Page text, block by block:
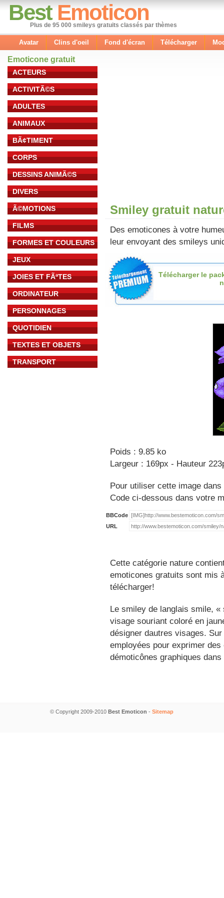
Best Emoticon
Plus de 95 000 smileys gratuits classés par thèmes
Avatar Clins d'oeil Fond d'écran Télécharger
Emoticone gratuit
ACTEURS
ACTIVITÃ©S
ADULTES
ANIMAUX
BÃ¢TIMENT
CORPS
DESSINS ANIMÃ©S
DIVERS
Ã©MOTIONS
FILMS
FORMES ET COULEURS
JEUX
JOIES ET FÃªTES
ORDINATEUR
PERSONNAGES
QUOTIDIEN
TEXTES ET OBJETS
TRANSPORT
Smiley gratuit
Des emoticones à votre
leur envoyant des smileys
Télécharger le
Poids : 9.85 ko
Largeur : 169px - Hauteur
Pour utiliser cette image
Code ci-dessous dans votre
BBCode
URL
Cette catégorie nature
emoticones gratuits sont mis
télécharger!
Le smiley de langlais smile,
visage souriant coloré en
désigner dautres visages.
employées pour exprimer
démoticônes graphiques
© Copyright 2009-2010 Best Emoticon - Sitemap